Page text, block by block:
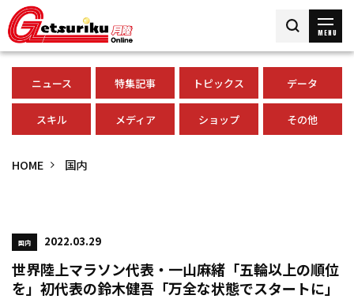
MENU
ニュース 特集記事 トピックス データ
スキル メディア ショップ その他
HOME 国内
国内 2022.03.29
世界陸上マラソン代表・一山麻緒「五輪以上の順位
を」初代表の鈴木健吾「万全な状態でスタートに」